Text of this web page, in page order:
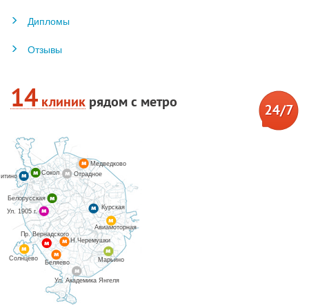
Дипломы
Отзывы
14 клиник рядом с метро
Сокол Отрадное
Белорусская
Курская
Медведково
Ул. 1905 г.
Авиамоторная
Беляево Марьино
Н.Черемушки
Пр. Вернадского
Солнцево
Ул. Академика Янгеля